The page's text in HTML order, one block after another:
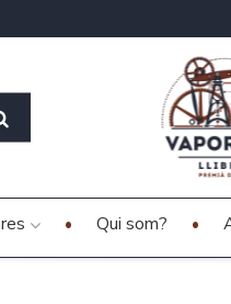
Qui som?